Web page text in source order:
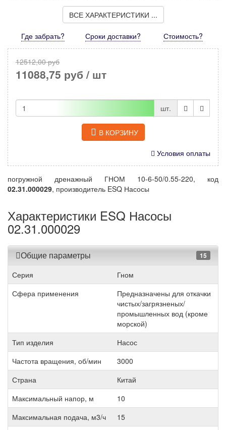
ВСЕ ХАРАКТЕРИСТИКИ ...
Где забрать? Сроки доставки? Стоимость?
12512,00 руб
11088,75 руб / шт
шт.
В КОРЗИНУ
Условия оплаты
погружной дренажный ГНОМ 10-6-50/0.55-220, код
02.31.000029, производитель ESQ Насосы
Характеристики ESQ Насосы
02.31.000029
Общие параметры 15
Серия
Гном
Сфера применения
Предназначены для откачки
чистых/загрязненых/
промышленных вод (кроме
морской)
Тип изделия
Насос
Частота вращения, об/мин
3000
Страна
Китай
Максимальный напор, м
10
Максимальная подача, м3/ч
15